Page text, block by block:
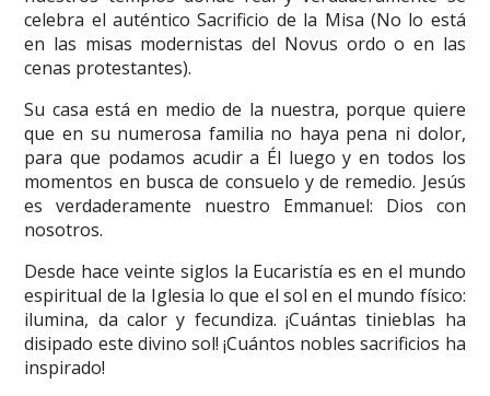
celebra el auténtico Sacrificio de la Misa (No lo está
en las misas modernistas del Novus ordo o en las
cenas protestantes).
Su casa está en medio de la nuestra, porque quiere
que en su numerosa familia no haya pena ni dolor,
para que podamos acudir a Él luego y en todos los
momentos en busca de consuelo y de remedio. Jesús
es verdaderamente nuestro Emmanuel: Dios con
nosotros.
Desde hace veinte siglos la Eucaristía es en el mundo
espiritual de la Iglesia lo que el sol en el mundo físico:
ilumina, da calor y fecundiza. ¡Cuántas tinieblas ha
disipado este divino sol! ¡Cuántos nobles sacrificios ha
inspirado!